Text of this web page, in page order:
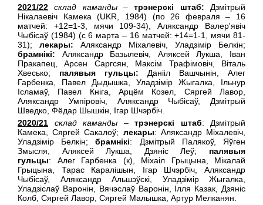
2021/22
склад каманды–трэнерскі штаб: Дзмітрый
Нiкалаевiч Камека (UKR, 1984) (по 26 февраля – 16
матчей: +12=1-3, мячи 109-34), Аляксандр Валер'явiч
Чыбісаў (1984) (с 6 марта – 16 матчей: +14=1-1, мячи 81-
31); лекары: Аляксандр Міхалевіч, Уладзімір Белкiн;
брамнікі: Аляксандр Базылевіч, Аляксей Лукша, Іван
Пракапец, Арсен Саргсян, Максім Трафімовіч, Віталь
Хвесько; палявыя гульцы: Данііл Вашчынін, Алег
Гарбенка, Павел Дыдышка, Уладзімір Жыгалка, Ільнур
Ісламаў, Павел Кніга, Арцём Козел, Сяргей Лавор,
Аляксандр Умпіровіч, Аляксандр Чыбісаў, Дзмітрый
Шведко, Фёдар Шышкін, Ігар Шчэрбіч.
2020/21
склад каманды – трэнерскі штаб: Дзмітрый
Камека, Сяргей Сакалоў; лекары: Аляксандр Мiхалевiч,
Уладзiмiр Белкiн;брамнікі: Дзмітрый Палякоў, Яўген
Змысля, Аляксей Лукша, Дзянiс Леў; палявыя
гульцы: Алег Гарбенка (к), Мiхаiл Грыцына, Мiкалай
Грыцына, Тарас Каралішын, Ігар Шчэрбіч, Аляксандр
Чыбісаў, Аляксандр Альшэўскi, Уладзiмiр Жыгалка,
Уладзiслаў Варонiн, Вячэслаў Варонiн, Iлля Казак, Дзянiс
Колб, Сяргей Лавор, Сяргей Малышка, Артур Мелканян.